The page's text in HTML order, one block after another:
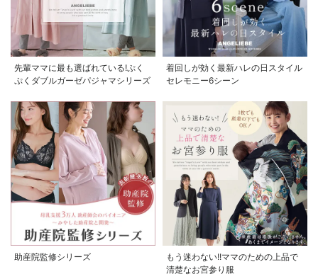
先輩ママに最も選ばれている!ぷく
ぷくダブルガーゼパジャマシリーズ
着回しが効く最新ハレの日スタイル
セレモニー6シーン
助産院監修シリーズ
もう迷わない!!ママのための上品で
清楚なお宮参り服